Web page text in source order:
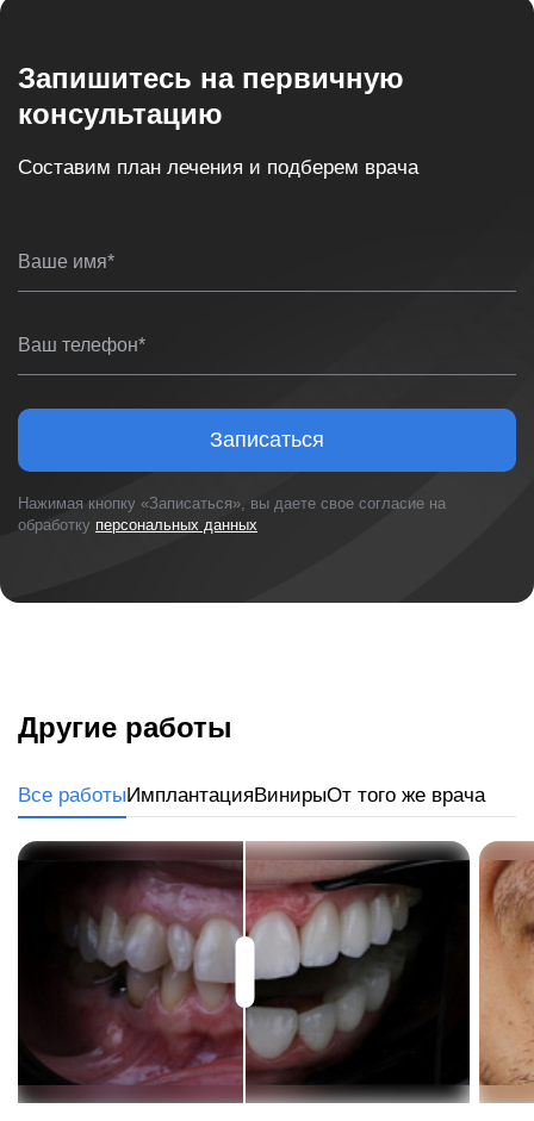
Запишитесь на первичную
консультацию
Составим план лечения и подберем врача
Ваше имя*
Ваш телефон*
Записаться
Нажимая кнопку «Записаться», вы даете свое согласие на
обработку персональных данных
Другие работы
Все работыИмплантация ВинирыОт того же врача